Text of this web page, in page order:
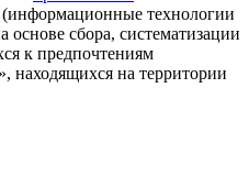
(информационные технологии
сбора, систематизации
к предпочтениям
находящихся на территории